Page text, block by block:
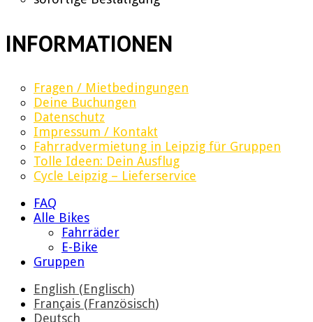
INFORMATIONEN
Fragen / Mietbedingungen
Deine Buchungen
Datenschutz
Impressum / Kontakt
Fahrradvermietung in Leipzig für Gruppen
Tolle Ideen: Dein Ausflug
Cycle Leipzig – Lieferservice
FAQ
Alle Bikes
Fahrräder
E-Bike
Gruppen
English (Englisch)
Français (Französisch)
Deutsch